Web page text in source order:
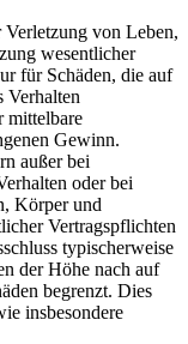
von Leben,
wesentlicher
für Schäden, die auf
Verhalten
mittelbare
Gewinn.
außer bei
oder bei
Körper und
Vertragspflichten
typischerweise
der Höhe nach auf
begrenzt. Dies
insbesondere